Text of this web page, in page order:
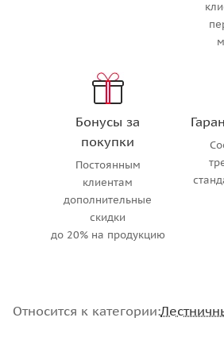
Бонусы за
покупки
Постоянным
клиентам
дополнительные
скидки
до 20% на продукцию
Относится к категории: